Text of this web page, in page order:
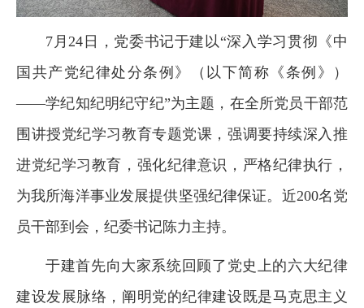
7月24日，党委书记于建以“深入学习贯彻《中
国共产党纪律处分条例》（以下简称《条例》）
——学纪知纪明纪守纪”为主题，在全所党员干部范
围讲授党纪学习教育专题党课，强调要持续深入推
进党纪学习教育，强化纪律意识，严格纪律执行，
为我所海洋事业发展提供坚强纪律保证。近200名党
员干部到会，纪委书记陈力主持。
于建首先向大家系统回顾了党史上的六大纪律
建设发展脉络，阐明党的纪律建设既是马克思主义